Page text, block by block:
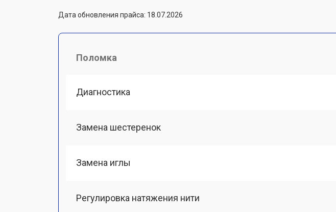
Дата обновления прайса: 18.07.2026
Поломка
Диагностика
Замена шестеренок
Замена иглы
Регулировка натяжения нити